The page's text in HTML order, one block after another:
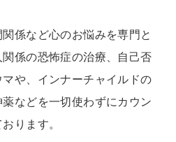
係など心のお悩みを専門と
係の恐怖症の治療、自己否
や、インナーチャイルドの
などを一切使わずにカウン
ります。